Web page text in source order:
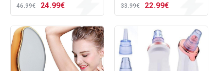
46 99€ 24 99€ 33 99€ 22 99€